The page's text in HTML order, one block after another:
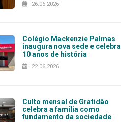
26.06.2026
Colégio Mackenzie Palmas
inaugura nova sede e celebra
10 anos de história
22.06.2026
Culto mensal de Gratidão
celebra a família como
fundamento da sociedade